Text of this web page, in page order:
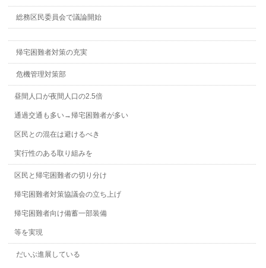
総務区民委員会で議論開始
帰宅困難者対策の充実
危機管理対策部
昼間人口が夜間人口の2.5倍
通過交通も多い→帰宅困難者が多い
区民との混在は避けるべき
実行性のある取り組みを
区民と帰宅困難者の切り分け
帰宅困難者対策協議会の立ち上げ
帰宅困難者向け備蓄一部装備
等を実現
だいぶ進展している